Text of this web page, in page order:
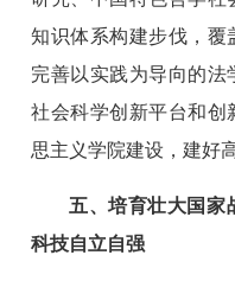
知识体系构建步伐，覆
完善以实践为导向的法
社会科学创新平台和创
思主义学院建设，建好
五、培育壮大国家
科技自立自强